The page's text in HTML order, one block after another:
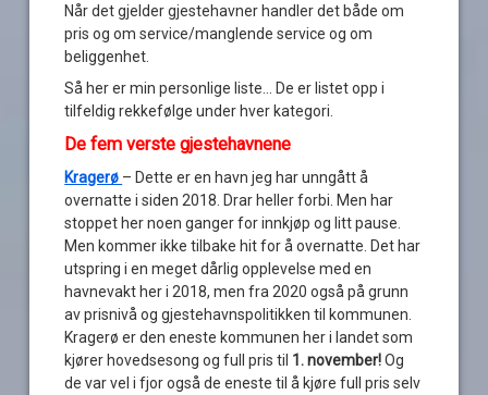
Når det gjelder gjestehavner handler det både om
pris og om service/manglende service og om
beliggenhet.
Så her er min personlige liste… De er listet opp i
tilfeldig rekkefølge under hver kategori.
De fem verste gjestehavnene
Kragerø – Dette er en havn jeg har unngått å
overnatte i siden 2018. Drar heller forbi. Men har
stoppet her noen ganger for innkjøp og litt pause.
Men kommer ikke tilbake hit for å overnatte. Det har
utspring i en meget dårlig opplevelse med en
havnevakt her i 2018, men fra 2020 også på grunn
av prisnivå og gjestehavnspolitikken til kommunen.
Kragerø er den eneste kommunen her i landet som
kjører hovedsesong og full pris til 1. november!Og
de var vel i fjor også de eneste til å kjøre full pris selv